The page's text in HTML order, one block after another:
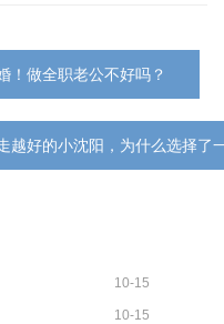
！做全职老公不好吗？
好的小沈阳，为什么选择了
10-15
10-15